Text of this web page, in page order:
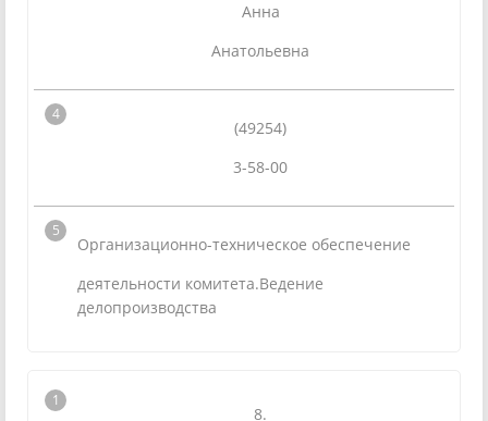
Анна
Анатольевна
(49254)
3-58-00
Организационно-техническое обеспечение
деятельности комитета.Ведение
делопроизводства
8.